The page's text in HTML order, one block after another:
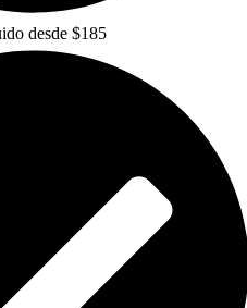
desde $185